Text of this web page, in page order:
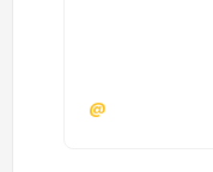
@